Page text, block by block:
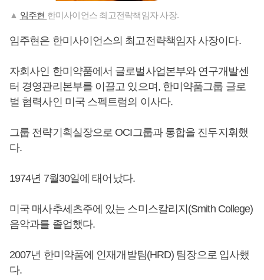
▲ 임주현 한미사이언스 최고전략책임자 사장.
임주현은 한미사이언스의 최고전략책임자 사장이다.
자회사인 한미약품에서 글로벌사업본부와 연구개발센
터 경영관리본부를 이끌고 있으며, 한미약품그룹 글로
벌 협력사인 미국 스펙트럼의 이사다.
그룹 전략기획실장으로 OCI그룹과 통합을 진두지휘했
다.
1974년 7월30일에 태어났다.
미국 매사추세츠주에 있는 스미스칼리지(Smith College)
음악과를 졸업했다.
2007년 한미약품에 인재개발팀(HRD) 팀장으로 입사했
다.